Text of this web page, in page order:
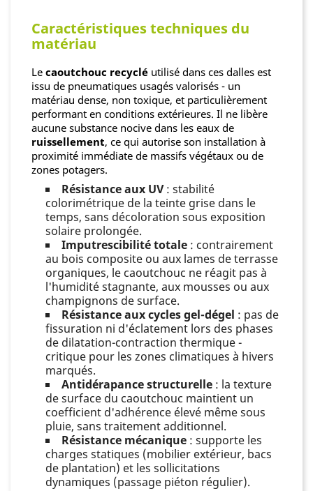
Caractéristiques techniques du
matériau
Le caoutchouc recyclé utilisé dans ces dalles est
issu de pneumatiques usagés valorisés - un
matériau dense, non toxique, et particulièrement
performant en conditions extérieures. Il ne libère
aucune substance nocive dans les eaux de
ruissellement, ce qui autorise son installation à
proximité immédiate de massifs végétaux ou de
zones potagers.
Résistance aux UV: stabilité
colorimétrique de la teinte grise dans le
temps, sans décoloration sous exposition
solaire prolongée.
Imputrescibilité totale : contrairement
au bois composite ou aux lames de terrasse
organiques, le caoutchouc ne réagit pas à
l'humidité stagnante, aux mousses ou aux
champignons de surface.
Résistance aux cycles gel-dégel : pas de
fissuration ni d'éclatement lors des phases
de dilatation-contraction thermique -
critique pour les zones climatiques à hivers
marqués.
Antidérapance structurelle : la texture
de surface du caoutchouc maintient un
coefficient d'adhérence élevé même sous
pluie, sans traitement additionnel.
Résistance mécanique : supporte les
charges statiques (mobilier extérieur, bacs
de plantation) et les sollicitations
dynamiques (passage piéton régulier).